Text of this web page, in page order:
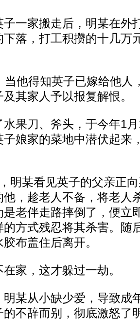
家搬走后，明某在外
落，打工积攒的十几万
得知英子已嫁给他人
其家人予以报复解恨。
刀、斧头，于今年1月
娘家的菜地中潜伏起来
某看见英子的父亲正向
，趁老人不备，将老人
是老伴走路摔倒了，便立
方式残忍将其杀害。随
布盖住后离开。
，这才躲过一劫。
从小缺少爱，导致成
不辞而别，彻底激怒了